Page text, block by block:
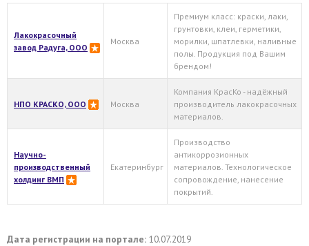
Лакокрасочный
завод Радуга, ООО
Москва
Премиум класс: краски, лаки,
грунтовки, клеи, герметики,
морилки, шпатлевки, наливные
полы. Продукция под Вашим
брендом!
НПО КРАСКО, ООО Москва
Компания КрасКо - надёжный
производитель лакокрасочных
материалов.
Научно-
производственный
холдинг ВМП
Екатеринбург
Производство
антикоррозионных
материалов. Технологическое
сопровождение, нанесение
покрытий.
Дата регистрации на портале: 10.07.2019